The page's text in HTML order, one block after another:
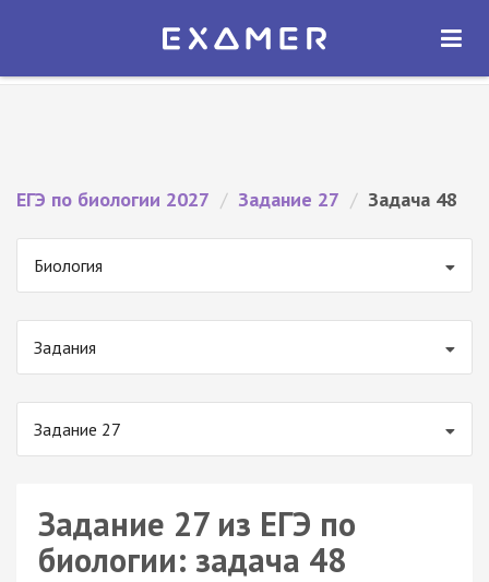
Экзамер — ЕГЭ 2027
ОТКРЫТЬ
ЕГЭ по биологии 2027 / Задание 27 / Задача 48
Биология
Задания
Задание 27
Задание 27 из ЕГЭ по
биологии: задача 48